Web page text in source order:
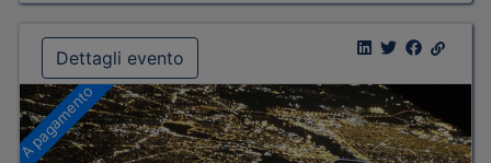
Dettagli evento
A pagamento